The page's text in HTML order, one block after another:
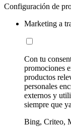
Configuración de
Marketing a
Con tu
promociones
productos
personales
externos y
siempre que
Bing, Criteo,